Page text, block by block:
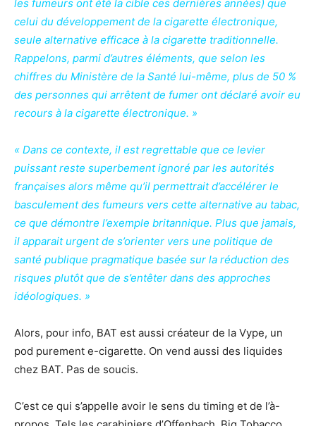
les fumeurs ont été la cible ces dernières années) que
celui du développement de la cigarette électronique,
seule alternative efficace à la cigarette traditionnelle.
Rappelons, parmi d’autres éléments, que selon les
chiffres du Ministère de la Santé lui-même, plus de 50 %
des personnes qui arrêtent de fumer ont déclaré avoir eu
recours à la cigarette électronique. »
« Dans ce contexte, il est regrettable que ce levier
puissant reste superbement ignoré par les autorités
françaises alors même qu’il permettrait d’accélérer le
basculement des fumeurs vers cette alternative au tabac,
ce que démontre l’exemple britannique. Plus que jamais,
il apparait urgent de s’orienter vers une politique de
santé publique pragmatique basée sur la réduction des
risques plutôt que de s’entêter dans des approches
idéologiques. »
Alors, pour info, BAT est aussi créateur de la Vype, un
pod purement e-cigarette. On vend aussi des liquides
chez BAT. Pas de soucis.
C’est ce qui s’appelle avoir le sens du timing et de l’à-